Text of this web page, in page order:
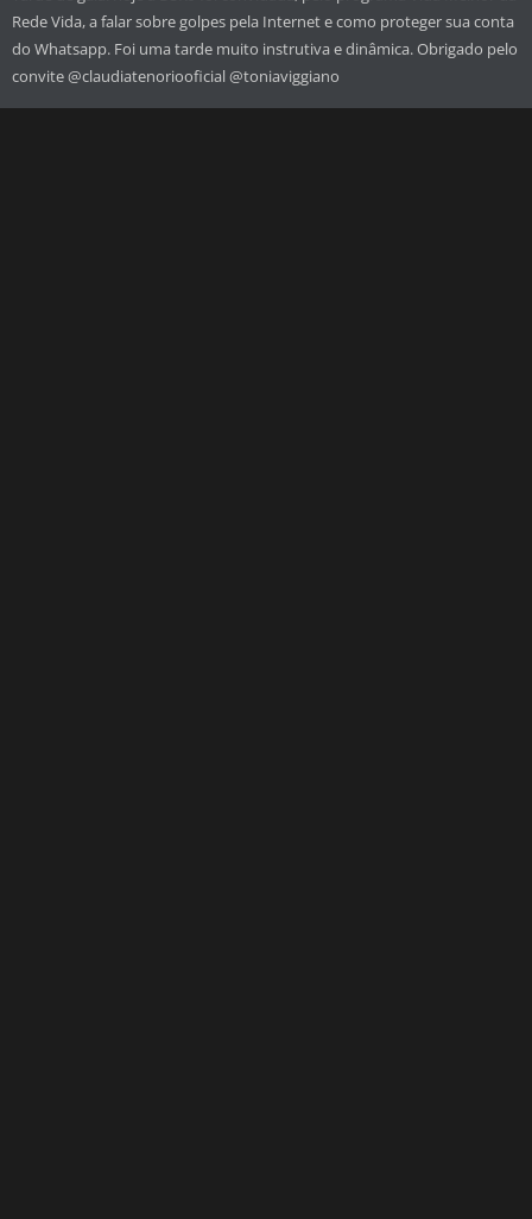
Rede Vida, a falar sobre golpes pela Internet e como proteger sua conta
do Whatsapp. Foi uma tarde muito instrutiva e dinâmica. Obrigado pelo
convite @‌claudiatenoriooficial @toniaviggiano